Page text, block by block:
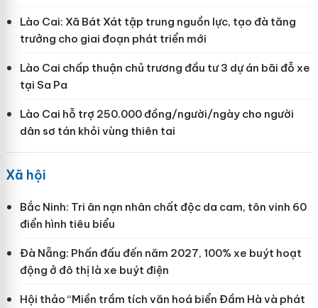
Lào Cai: Xã Bát Xát tập trung nguồn lực, tạo đà tăng
trưởng cho giai đoạn phát triển mới
Lào Cai chấp thuận chủ trương đầu tư 3 dự án bãi đỗ xe
tại Sa Pa
Lào Cai hỗ trợ 250.000 đồng/người/ngày cho người
dân sơ tán khỏi vùng thiên tai
Xã hội
Bắc Ninh: Tri ân nạn nhân chất độc da cam, tôn vinh 60
điển hình tiêu biểu
Đà Nẵng: Phấn đấu đến năm 2027, 100% xe buýt hoạt
động ở đô thị là xe buýt điện
Hội thảo “Miền trầm tích văn hoá biển Đầm Hà và phát